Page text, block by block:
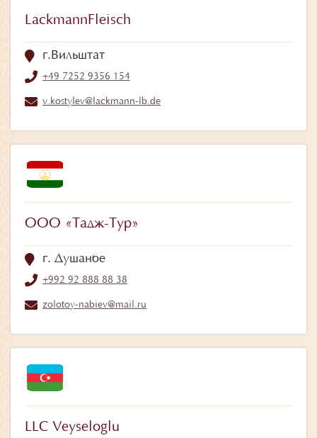
LackmannFleisch
г.Вильштат
+49 7252 9356 154
v.kostylev@lackmann-lb.de
ООО «Тадж-Тур»
г. Душанбе
+992 92 888 88 38
zolotoy-nabiev@mail.ru
LLC Veyseloglu